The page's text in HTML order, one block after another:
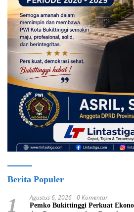
Berita Populer
1 Agustus 6, 2026 0 Komentar
Pemko Bukittinggi Perkuat